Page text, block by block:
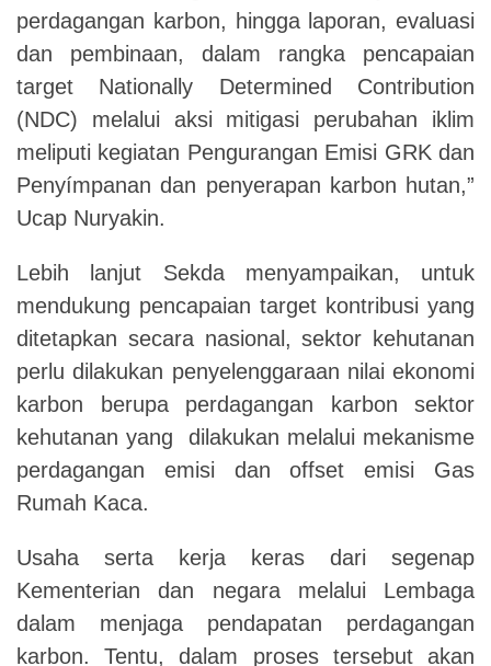
perdagangan karbon, hingga laporan, evaluasi
dan pembinaan, dalam rangka pencapaian
target Nationally Determined Contribution
(NDC) melalui aksi mitigasi perubahan iklim
meliputi kegiatan Pengurangan Emisi GRK dan
Penyímpanan dan penyerapan karbon hutan,”
Ucap Nuryakin.
Lebih lanjut Sekda menyampaikan, untuk
mendukung pencapaian target kontribusi yang
ditetapkan secara nasional, sektor kehutanan
perlu dilakukan penyelenggaraan nilai ekonomi
karbon berupa perdagangan karbon sektor
kehutanan yang dilakukan melalui mekanisme
perdagangan emisi dan offset emisi Gas
Rumah Kaca.
Usaha serta kerja keras dari segenap
Kementerian dan negara melalui Lembaga
dalam menjaga pendapatan perdagangan
karbon. Tentu, dalam proses tersebut akan